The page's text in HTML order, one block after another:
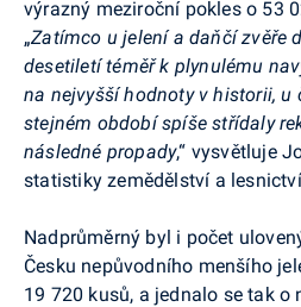
výrazný meziroční pokles o 53
„Zatímco u jelení a daňčí zvěře
desetiletí téměř k plynulému
na nejvyšší hodnoty v historii, u
stejném období spíše střídaly
následné propady,“ vysvětluje
statistiky zemědělství a lesnictví
Nadprůměrný byl i počet
Česku nepůvodního menšího
19 720 kusů, a jednalo se tak o